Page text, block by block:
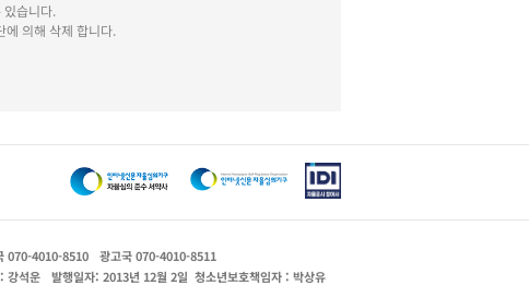
습니다.
에 의해 삭제 합니다.
070-4010-8510
광고국 070-4010-8511
강석운 발행일자: 2013년 12월 2일 청소년보호책임자 : 박상유